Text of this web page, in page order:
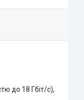
до 18 Гбіт/с),